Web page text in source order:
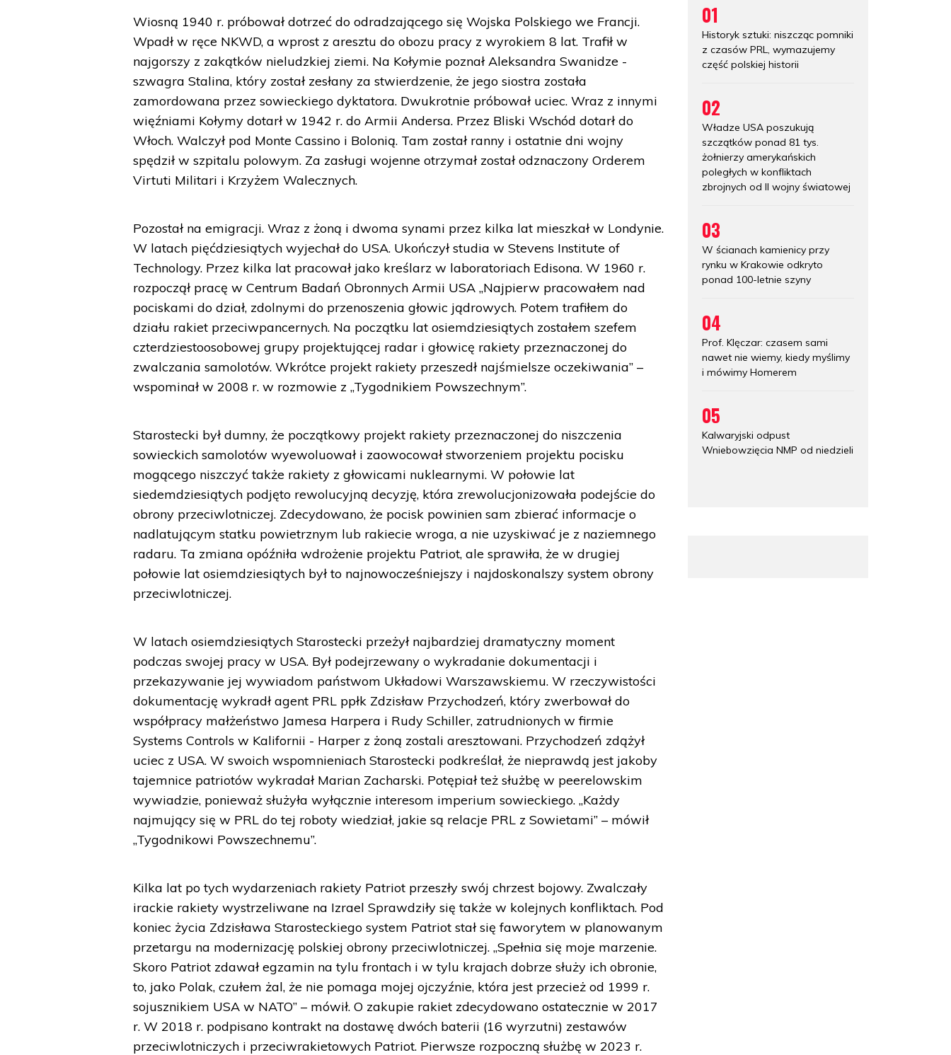
Wiosną 1940 r. próbował dotrzeć do odradzającego się Wojska Polskiego we Francji.
Wpadł w ręce NKWD, a wprost z aresztu do obozu pracy z wyrokiem 8 lat. Trafił w
najgorszy z zakątków nieludzkiej ziemi. Na Kołymie poznał Aleksandra Swanidze -
szwagra Stalina, który został zesłany za stwierdzenie, że jego siostra została
zamordowana przez sowieckiego dyktatora. Dwukrotnie próbował uciec. Wraz z innymi
więźniami Kołymy dotarł w 1942 r. do Armii Andersa. Przez Bliski Wschód dotarł do
Włoch. Walczył pod Monte Cassino i Bolonią. Tam został ranny i ostatnie dni wojny
spędził w szpitalu polowym. Za zasługi wojenne otrzymał został odznaczony Orderem
Virtuti Militari i Krzyżem Walecznych.
Pozostał na emigracji. Wraz z żoną i dwoma synami przez kilka lat mieszkał w Londynie.
W latach pięćdziesiątych wyjechał do USA. Ukończył studia w Stevens Institute of
Technology. Przez kilka lat pracował jako kreślarz w laboratoriach Edisona. W 1960 r.
rozpoczął pracę w Centrum Badań Obronnych Armii USA „Najpierw pracowałem nad
pociskami do dział, zdolnymi do przenoszenia głowic jądrowych. Potem trafiłem do
działu rakiet przeciwpancernych. Na początku lat osiemdziesiątych zostałem szefem
czterdziestoosobowej grupy projektującej radar i głowicę rakiety przeznaczonej do
zwalczania samolotów. Wkrótce projekt rakiety przeszedł najśmielsze oczekiwania” –
wspominał w 2008 r. w rozmowie z „Tygodnikiem Powszechnym”.
Starostecki był dumny, że początkowy projekt rakiety przeznaczonej do niszczenia
sowieckich samolotów wyewoluował i zaowocował stworzeniem projektu pocisku
mogącego niszczyć także rakiety z głowicami nuklearnymi. W połowie lat
siedemdziesiątych podjęto rewolucyjną decyzję, która zrewolucjonizowała podejście do
obrony przeciwlotniczej. Zdecydowano, że pocisk powinien sam zbierać informacje o
nadlatującym statku powietrznym lub rakiecie wroga, a nie uzyskiwać je z naziemnego
radaru. Ta zmiana opóźniła wdrożenie projektu Patriot, ale sprawiła, że w drugiej
połowie lat osiemdziesiątych był to najnowocześniejszy i najdoskonalszy system obrony
przeciwlotniczej.
W latach osiemdziesiątych Starostecki przeżył najbardziej dramatyczny moment
podczas swojej pracy w USA. Był podejrzewany o wykradanie dokumentacji i
przekazywanie jej wywiadom państwom Układowi Warszawskiemu. W rzeczywistości
dokumentację wykradł agent PRL ppłk Zdzisław Przychodzeń, który zwerbował do
współpracy małżeństwo Jamesa Harpera i Rudy Schiller, zatrudnionych w firmie
Systems Controls w Kalifornii - Harper z żoną zostali aresztowani. Przychodzeń zdążył
uciec z USA. W swoich wspomnieniach Starostecki podkreślał, że nieprawdą jest jakoby
tajemnice patriotów wykradał Marian Zacharski. Potępiał też służbę w peerelowskim
wywiadzie, ponieważ służyła wyłącznie interesom imperium sowieckiego. „Każdy
najmujący się w PRL do tej roboty wiedział, jakie są relacje PRL z Sowietami” – mówił
„Tygodnikowi Powszechnemu”.
Kilka lat po tych wydarzeniach rakiety Patriot przeszły swój chrzest bojowy. Zwalczały
irackie rakiety wystrzeliwane na Izrael Sprawdziły się także w kolejnych konfliktach. Pod
koniec życia Zdzisława Starosteckiego system Patriot stał się faworytem w planowanym
przetargu na modernizację polskiej obrony przeciwlotniczej. „Spełnia się moje marzenie.
Skoro Patriot zdawał egzamin na tylu frontach i w tylu krajach dobrze służy ich obronie,
to, jako Polak, czułem żal, że nie pomaga mojej ojczyźnie, która jest przecież od 1999 r.
sojusznikiem USA w NATO” – mówił. O zakupie rakiet zdecydowano ostatecznie w 2017
r. W 2018 r. podpisano kontrakt na dostawę dwóch baterii (16 wyrzutni) zestawów
przeciwlotniczych i przeciwrakietowych Patriot. Pierwsze rozpoczną służbę w 2023 r.
01
Historyk sztuki: niszcząc pomniki
z czasów PRL, wymazujemy
część polskiej historii
02
Władze USA poszukują
szczątków ponad 81 tys.
żołnierzy amerykańskich
poległych w konfliktach
zbrojnych od II wojny światowej
03
W ścianach kamienicy przy
rynku w Krakowie odkryto
ponad 100-letnie szyny
04
Prof. Klęczar: czasem sami
nawet nie wiemy, kiedy myślimy
i mówimy Homerem
05
Kalwaryjski odpust
Wniebowzięcia NMP od niedzieli